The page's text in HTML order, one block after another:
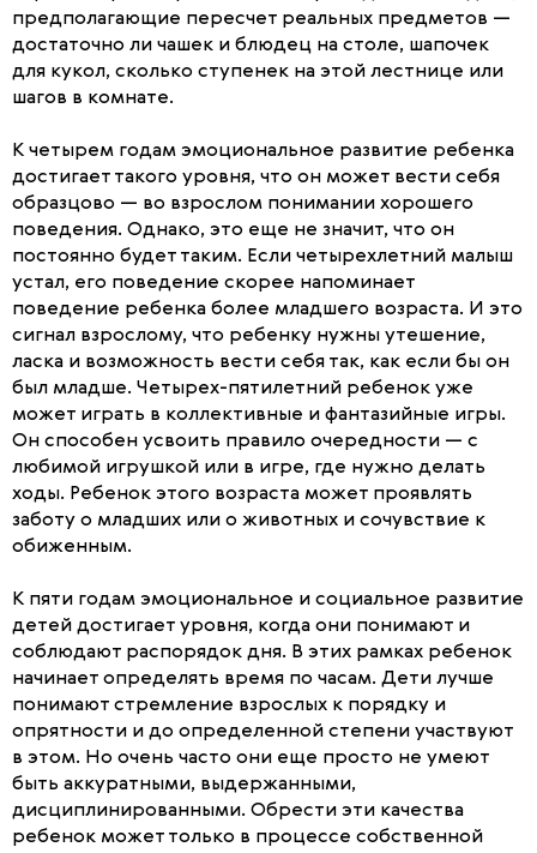
предполагающие пересчет реальных предметов —
достаточно ли чашек и блюдец на столе, шапочек
для кукол, сколько ступенек на этой лестнице или
шагов в комнате.
К четырем годам эмоциональное развитие ребенка
достигает такого уровня, что он может вести себя
образцово — во взрослом понимании хорошего
поведения. Однако, это еще не значит, что он
постоянно будет таким. Если четырехлетний малыш
устал, его поведение скорее напоминает
поведение ребенка более младшего возраста. И это
сигнал взрослому, что ребенку нужны утешение,
ласка и возможность вести себя так, как если бы он
был младше. Четырех-пятилетний ребенок уже
может играть в коллективные и фантазийные игры.
Он способен усвоить правило очередности — с
любимой игрушкой или в игре, где нужно делать
ходы. Ребенок этого возраста может проявлять
заботу о младших или о животных и сочувствие к
обиженным.
К пяти годам эмоциональное и социальное развитие
детей достигает уровня, когда они понимают и
соблюдают распорядок дня. В этих рамках ребенок
начинает определять время по часам. Дети лучше
понимают стремление взрослых к порядку и
опрятности и до определенной степени участвуют
в этом. Но очень часто они еще просто не умеют
быть аккуратными, выдержанными,
дисциплинированными. Обрести эти качества
ребенок может только в процессе собственной